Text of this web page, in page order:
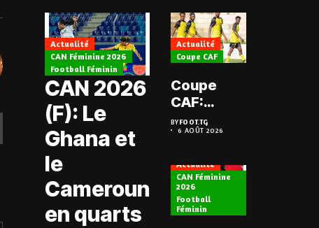
Actualité
CAN Féminine 2026
Football Féminin
CAN 2026
(F): Le
Ghana et
le
Cameroun
en quarts
Actualité
Coupe CAF
Coupe
CAF:
L’ASKO du
Togo face
du Niger
BYFOOT.TG
6 AOÛT 2026
Actualité
CAN Féminine
2026
Football
Féminin